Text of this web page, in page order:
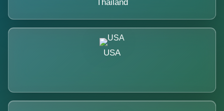
Thailand
USA